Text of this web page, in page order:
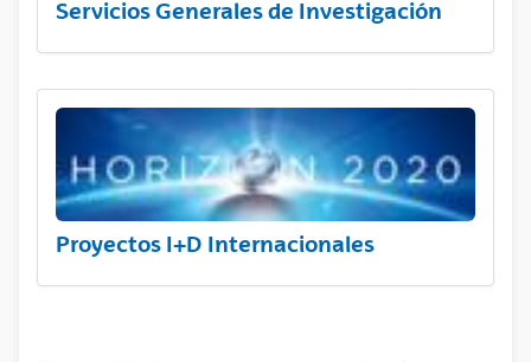
Servicios Generales de Investigación
Proyectos I+D Internacionales